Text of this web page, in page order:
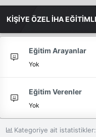
KİŞİYE ÖZEL İHA
Eğitim Arayanlar
Yok
Eğitim Verenler
Yok
Kategoriye ait istatistikler: